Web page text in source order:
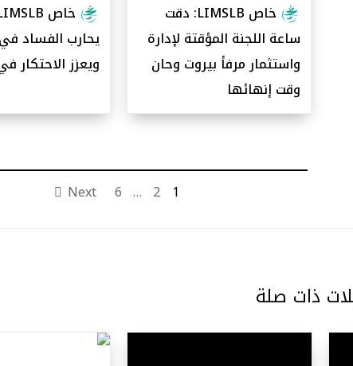
خاص LIMSLB: دقت
ساعة اللجنة المؤقتة لإدارة
واستثمار مرفأ بيروت وحان
وقت إنهائها
يحارب الفساد
ويعزز الاحتكار
1
2
…
6
Next
ذات صلة